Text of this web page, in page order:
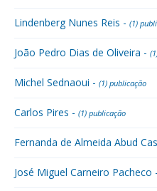
Lindenberg Nunes Reis - (1)
João Pedro Dias de Oliveira -
Michel Sednaoui - (1) publicação
Carlos Pires - (1) publicação
Fernanda de Almeida Abud
José Miguel Carneiro Pacheco -